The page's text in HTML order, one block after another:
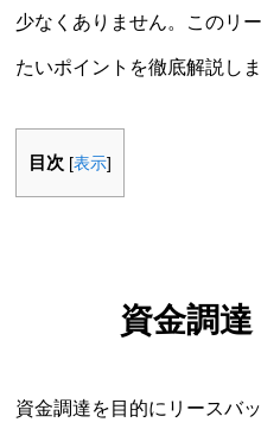
少なくありません。このリ
たいポイントを徹底解説し
目次 [表示]
資金調
資金調達を目的にリースバ